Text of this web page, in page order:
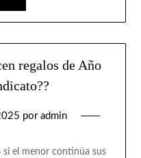
regalos de Año
por admin
si el menor continúa sus